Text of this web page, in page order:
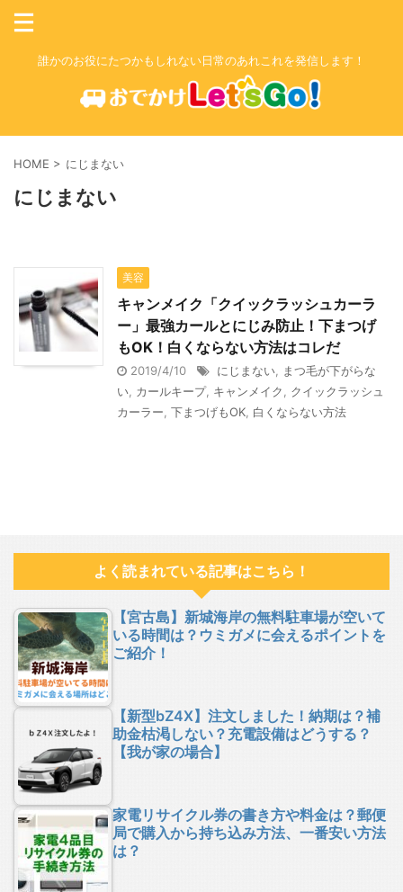
誰かのお役にたつかもしれない日常のあれこれを発信します！
HOME > にじまない
にじまない
美容
キャンメイク「クイックラッシュカーラ
ー」最強カールとにじみ防止！下まつげ
もOK！白くならない方法はコレだ
2019/4/10 にじまない
まつ毛が下がらな
い
カールキープ, キャンメイク
クイックラッシュ
カーラー 下まつげもOK 白くならない方法
よく読まれている記事はこちら！
【宮古島】新城海岸の無料駐車場が空いて
いる時間は？ウミガメに会えるポイントを
ご紹介！
【新型bZ4X】注文しました！納期は？補
助金枯渇しない？充電設備はどうする？
【我が家の場合】
家電リサイクル券の書き方や料金は？郵便
局で購入から持ち込み方法、一番安い方法
は？